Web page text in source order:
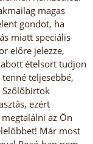
magas
gondot, ha
miatt speciális
előre jelezze,
ételsort tudjon
teljesebbé,
Szőlőbirtok
ezért
az Ön
Már most